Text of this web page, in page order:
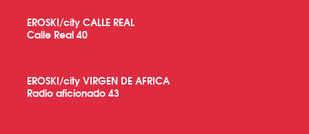
EROSKI/city CALLE REAL
Calle Real 40
EROSKI/city VIRGEN DE AFRICA
Radio aficionado 43